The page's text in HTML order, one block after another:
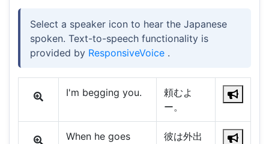
Select a speaker icon to hear the Japanese
spoken. Text-to-speech functionality is
provided by ResponsiveVoice .
I'm begging you.
頼むよ
ー。
When he goes
彼は外出